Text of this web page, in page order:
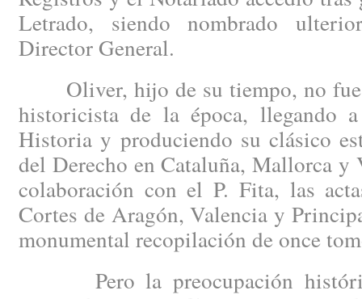
Letrado, siendo nombrado
Director General.
Oliver, hijo de su tiempo, no fue
historicista de la época, llegando
Historia y produciendo su clásico
del Derecho en Cataluña, Mallorca y
colaboración con el P. Fita, las
Cortes de Aragón, Valencia y
monumental recopilación de once
Pero la preocupación